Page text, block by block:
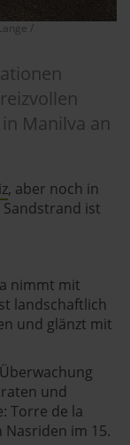
/
Manilva an
, aber noch in
ist
nimmt mit
landschaftlich
und glänzt mit
und
Torre de la
im 15.